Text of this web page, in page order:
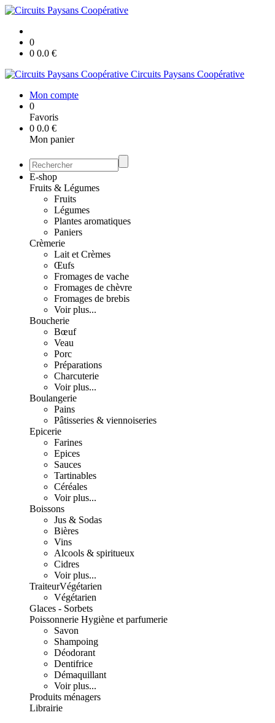
0
0 0.0 €
Circuits Paysans Coopérative
Mon compte
0
Favoris
0 0.0 €
Mon panier
E-shop
Fruits & Légumes
Fruits
Légumes
Plantes aromatiques
Paniers
Crèmerie
Lait et Crèmes
Œufs
Fromages de vache
Fromages de chèvre
Fromages de brebis
Voir plus...
Boucherie
Bœuf
Veau
Porc
Préparations
Charcuterie
Voir plus...
Boulangerie
Pains
Pâtisseries & viennoiseries
Epicerie
Farines
Epices
Sauces
Tartinables
Céréales
Voir plus...
Boissons
Jus & Sodas
Bières
Vins
Alcools & spiritueux
Cidres
Voir plus...
TraiteurVégétarien
Végétarien
Glaces - Sorbets
Poissonnerie Hygiène et parfumerie
Savon
Shampoing
Déodorant
Dentifrice
Démaquillant
Voir plus...
Produits ménagers
Librairie